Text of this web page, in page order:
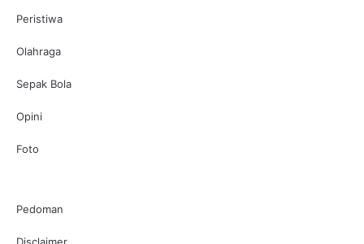
Peristiwa
Olahraga
Sepak Bola
Opini
Foto
Pedoman